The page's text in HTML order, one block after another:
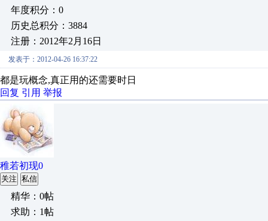
年度积分：0
历史总积分：3884
注册：2012年2月16日
发表于：2012-04-26 16:37:22
都是玩概念,真正用的还需要时日
回复 引用 举报
稚若初现0
关注 私信
精华：0帖
求助：1帖